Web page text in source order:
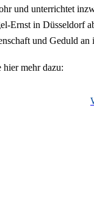
und unterrichtet
Ernst in Düsseldorf
und Geduld an
mehr dazu: